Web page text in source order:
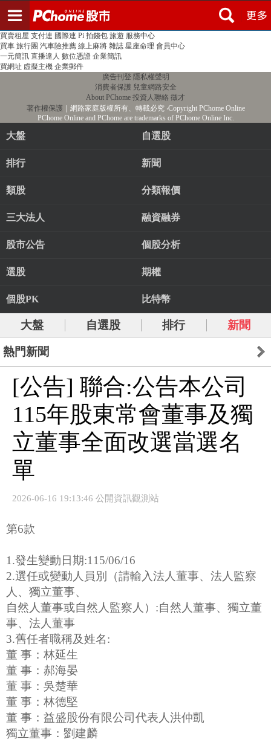
PChome首頁 線上購物 24h購物 書店
買賣租屋 支付連 國際連 Pi 拍錢包 旅遊 服務中心
買車 旅行團 汽車險推薦 線上麻將 雜誌 星座命理 會員中心
一元簡訊 直播達人 數位憑證 企業簡訊
買網址 虛擬主機 企業郵件
廣告刊登 隱私權聲明
消費者保護 兒童網路安全
About PChome 投資人聯絡 徵才
著作權保護 ｜網路家庭版權所有、轉載必究‧Copyright PChome Online
PChome Online and PChome are trademarks of PChome Online Inc.
大盤 自選股
排行 新聞
類股 分類報價
三大法人 融資融券
股市公告 個股分析
選股 期權
個股PK 比特幣
大盤 自選股 排行 新聞
熱門新聞
[公告] 聯合:公告本公司
115年股東常會董事及獨
立董事全面改選當選名
單
2026-06-16 19:13:46 公開資訊觀測站
第6款
1.發生變動日期:115/06/16
2.選任或變動人員別（請輸入法人董事、法人監察
人、獨立董事、
自然人董事或自然人監察人）:自然人董事、獨立董
事、法人董事
3.舊任者職稱及姓名:
董 事：林延生
董 事：郝海晏
董 事：吳楚華
董 事：林德堅
董 事：益盛股份有限公司代表人洪仲凱
獨立董事：劉建麟